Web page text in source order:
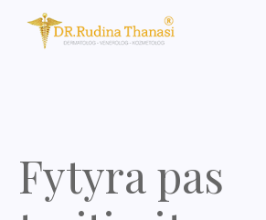
Fytyra pas